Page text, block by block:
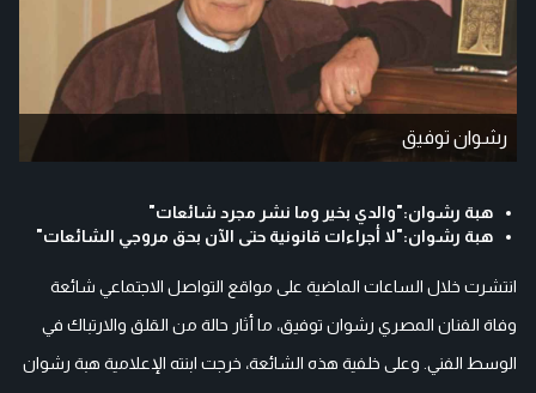
رشوان توفيق
هبة رشوان:"والدي بخير وما نشر مجرد شائعات"
هبة رشوان:"لا أجراءات قانونية حتى الآن بحق مروجي الشائعات"
انتشرت خلال الساعات الماضية على مواقع التواصل الاجتماعي شائعة
وفاة الفنان المصري رشوان توفيق، ما أثار حالة من القلق والارتباك في
الوسط الفني. وعلى خلفية هذه الشائعة، خرجت ابنته الإعلامية هبة رشوان